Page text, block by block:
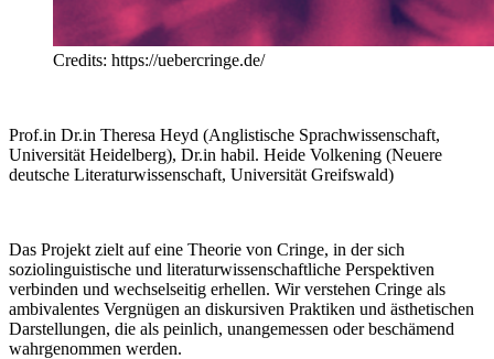
Credits: https://uebercringe.de/
Prof.in Dr.in Theresa Heyd (Anglistische Sprachwissenschaft,
Universität Heidelberg), Dr.in habil. Heide Volkening (Neuere
deutsche Literaturwissenschaft, Universität Greifswald)
Das Projekt zielt auf eine Theorie von Cringe, in der sich
soziolinguistische und literaturwissenschaftliche Perspektiven
verbinden und wechselseitig erhellen. Wir verstehen Cringe als
ambivalentes Vergnügen an diskursiven Praktiken und ästhetischen
Darstellungen, die als peinlich, unangemessen oder beschämend
wahrgenommen werden.